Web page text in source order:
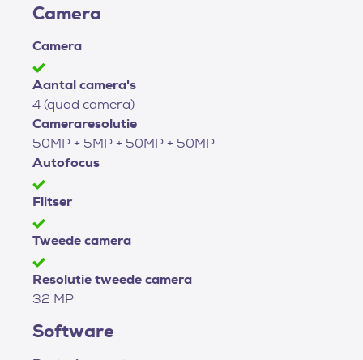
Camera
Camera
Aantal camera's
4 (quad camera)
Cameraresolutie
50MP + 5MP + 50MP + 50MP
Autofocus
Flitser
Tweede camera
Resolutie tweede camera
32 MP
Software